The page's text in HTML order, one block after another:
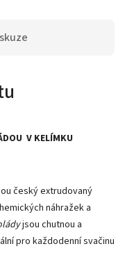
V KELÍMKU
český extrudovaný
náhražek a
jsou chutnou a
pro každodenní svačinu